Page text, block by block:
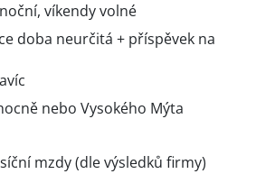
víkendy volné
doba neurčitá + příspěvek na
nebo Vysokého Mýta
mzdy (dle výsledků firmy)